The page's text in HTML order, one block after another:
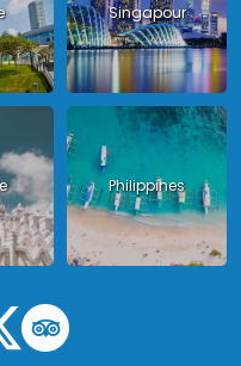
Singapour
Philippines